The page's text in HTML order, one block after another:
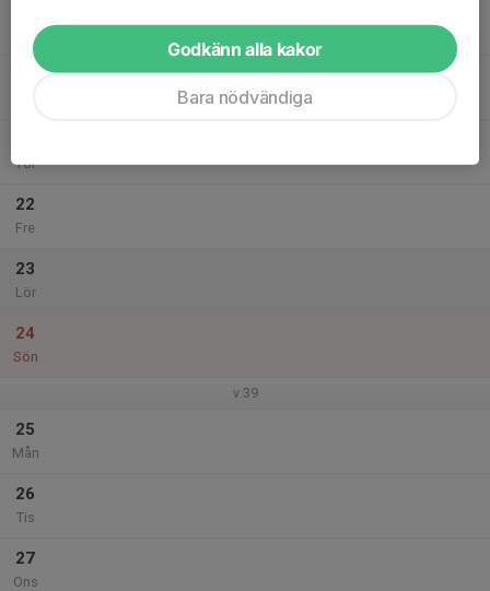
Tor
22
Fre
23
Lör
24
Sön
v.39
25
Mån
26
Tis
27
Ons
Godkänn alla kakor
Bara nödvändiga